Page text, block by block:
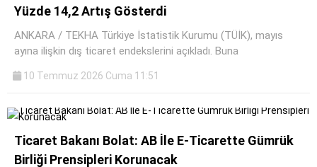
Yüzde 14,2 Artış Gösterdi
ANKARA / TEKHA Türkiye İstatistik Kurumu (TÜİK), mayıs
ayına ilişkin dış ticaret endekslerini açıkladı. Buna
10 Temmuz 2026 Cuma 11:51
Ticaret Bakanı Bolat: AB İle E-Ticarette Gümrük
Birliği Prensipleri Korunacak